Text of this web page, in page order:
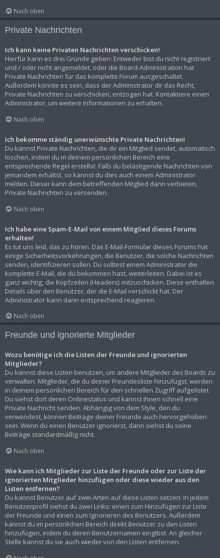
Nach oben
Private Nachrichten
Ich kann keine Privaten Nachrichten verschicken!
Hierfür kann es drei Gründe geben: Entweder bist du nicht registriert
und / oder nicht angemeldet, oder die Board-Administration hat
Private Nachrichten für das komplette Forum ausgeschaltet.
Außerdem könnte es sein, dass der Administrator dir das Recht,
Private Nachrichten zu verschicken, entzogen hat. Kontaktiere einen
Administrator, um weitere Informationen zu erhalten.
Nach oben
Ich bekomme ständig unerwünschte Private Nachrichten!
Du kannst Private Nachrichten, die dir ein Mitglied sendet, automatisch
löschen, indem du in deinem persönlichen Bereich eine
entsprechende Regel erstellst. Falls du belästigende Nachrichten von
jemandem erhältst, so kannst du dies auch einem Administrator
melden. Dieser kann dem betreffenden Mitglied dann verbieten,
Private Nachrichten zu versenden.
Nach oben
Ich habe eine Spam-E-Mail von einem Mitglied dieses Forums
erhalten!
Es tut uns leid, das zu hören. Das E-Mail-Formular dieses Forums hat
einige Sicherheitsvorkehrungen, die Benutzer, die solche Nachrichten
senden, identifizieren sollen. Du solltest einem Administrator die
komplette E-Mail, die du bekommen hast, weiterleiten. Dabei ist es
ganz wichtig, die Kopfzeilen (Headers) mitzuschicken. Diese enthalten
Details über den Benutzer, der die E-Mail verschickt hat. Der
Administrator kann dann entsprechend reagieren.
Nach oben
Freunde und ignorierte Mitglieder
Wozu benötige ich die Listen der Freunde und ignorierten
Mitglieder?
Du kannst diese Listen benutzen, um andere Mitglieder des Boards zu
verwalten. Mitglieder, die du deiner Freundesliste hinzufügst, werden
in deinem persönlichen Bereich für den schnellen Zugriff aufgelistet.
Du siehst dort deren Onlinestatus und kannst ihnen schnell eine
Private Nachricht senden. Abhängig von dem Style, den du
verwendest, können Beiträge deiner Freunde auch hervorgehoben
sein. Wenn du einen Benutzer ignorierst, dann siehst du seine
Beiträge standardmäßig nicht.
Nach oben
Wie kann ich Mitglieder zur Liste der Freunde oder zur Liste der
ignorierten Mitglieder hinzufügen oder diese wieder aus den
Listen entfernen?
Du kannst Benutzer auf zwei Arten auf diese Listen setzen: In jedem
Benutzerprofil siehst du zwei Links: einen zum Hinzufügen zur Liste
der Freunde und einen zum Ignorieren des Benutzers. Außerdem
kannst du im persönlichen Bereich direkt Benutzer zu den Listen
hinzufügen, indem du deren Benutzernamen eingibst. An gleicher
Stelle kannst du sie auch wieder von den Listen entfernen.